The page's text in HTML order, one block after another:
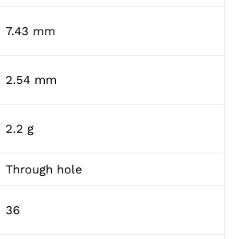
7.43 mm
2.54 mm
2.2 g
Through hole
36